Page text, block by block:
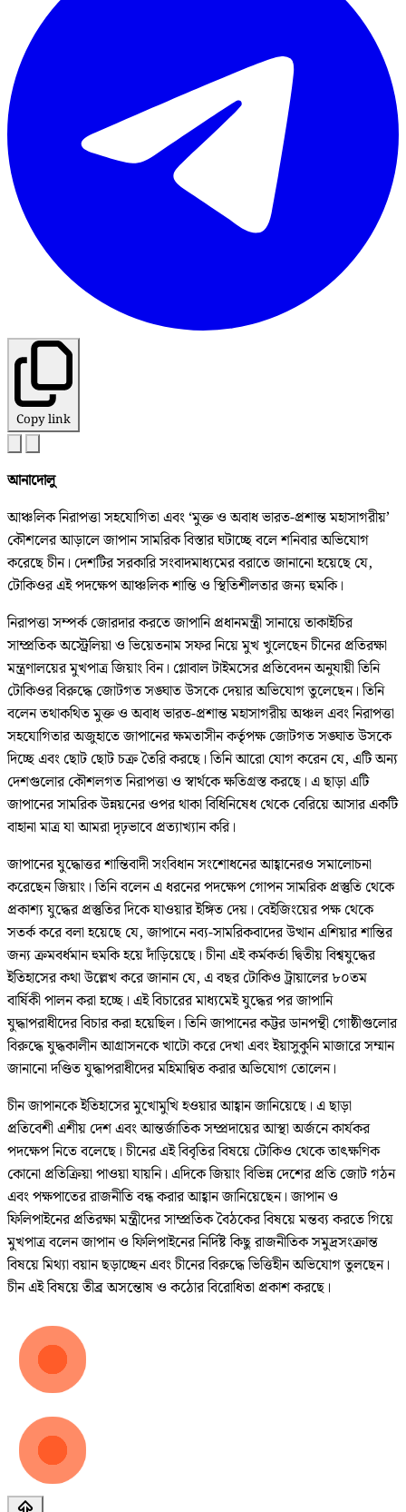
Copy link
আনাদোলু
আঞ্চলিক নিরাপত্তা সহযোগিতা এবং ‘মুক্ত ও অবাধ ভারত-প্রশান্ত মহাসাগরীয়’
কৌশলের আড়ালে জাপান সামরিক বিস্তার ঘটাচ্ছে বলে শনিবার অভিযোগ
করেছে চীন। দেশটির সরকারি সংবাদমাধ্যমের বরাতে জানানো হয়েছে যে,
টোকিওর এই পদক্ষেপ আঞ্চলিক শান্তি ও স্থিতিশীলতার জন্য হুমকি।
নিরাপত্তা সম্পর্ক জোরদার করতে জাপানি প্রধানমন্ত্রী সানায়ে তাকাইচির
সাম্প্রতিক অস্ট্রেলিয়া ও ভিয়েতনাম সফর নিয়ে মুখ খুলেছেন চীনের প্রতিরক্ষা
মন্ত্রণালয়ের মুখপাত্র জিয়াং বিন। গ্লোবাল টাইমসের প্রতিবেদন অনুযায়ী তিনি
টোকিওর বিরুদ্ধে জোটগত সঙ্ঘাত উসকে দেয়ার অভিযোগ তুলেছেন। তিনি
বলেন তথাকথিত মুক্ত ও অবাধ ভারত-প্রশান্ত মহাসাগরীয় অঞ্চল এবং নিরাপত্তা
সহযোগিতার অজুহাতে জাপানের ক্ষমতাসীন কর্তৃপক্ষ জোটগত সঙ্ঘাত উসকে
দিচ্ছে এবং ছোট ছোট চক্র তৈরি করছে। তিনি আরো যোগ করেন যে, এটি অন্য
দেশগুলোর কৌশলগত নিরাপত্তা ও স্বার্থকে ক্ষতিগ্রস্ত করছে। এ ছাড়া এটি
জাপানের সামরিক উন্নয়নের ওপর থাকা বিধিনিষেধ থেকে বেরিয়ে আসার একটি
বাহানা মাত্র যা আমরা দৃঢ়ভাবে প্রত্যাখ্যান করি।
জাপানের যুদ্ধোত্তর শান্তিবাদী সংবিধান সংশোধনের আহ্বানেরও সমালোচনা
করেছেন জিয়াং। তিনি বলেন এ ধরনের পদক্ষেপ গোপন সামরিক প্রস্তুতি থেকে
প্রকাশ্য যুদ্ধের প্রস্তুতির দিকে যাওয়ার ইঙ্গিত দেয়। বেইজিংয়ের পক্ষ থেকে
সতর্ক করে বলা হয়েছে যে, জাপানে নব্য-সামরিকবাদের উত্থান এশিয়ার শান্তির
জন্য ক্রমবর্ধমান হুমকি হয়ে দাঁড়িয়েছে। চীনা এই কর্মকর্তা দ্বিতীয় বিশ্বযুদ্ধের
ইতিহাসের কথা উল্লেখ করে জানান যে, এ বছর টোকিও ট্রায়ালের ৮০তম
বার্ষিকী পালন করা হচ্ছে। এই বিচারের মাধ্যমেই যুদ্ধের পর জাপানি
যুদ্ধাপরাধীদের বিচার করা হয়েছিল। তিনি জাপানের কট্টর ডানপন্থী গোষ্ঠীগুলোর
বিরুদ্ধে যুদ্ধকালীন আগ্রাসনকে খাটো করে দেখা এবং ইয়াসুকুনি মাজারে সম্মান
জানানো দণ্ডিত যুদ্ধাপরাধীদের মহিমান্বিত করার অভিযোগ তোলেন।
চীন জাপানকে ইতিহাসের মুখোমুখি হওয়ার আহ্বান জানিয়েছে। এ ছাড়া
প্রতিবেশী এশীয় দেশ এবং আন্তর্জাতিক সম্প্রদায়ের আস্থা অর্জনে কার্যকর
পদক্ষেপ নিতে বলেছে। চীনের এই বিবৃতির বিষয়ে টোকিও থেকে তাৎক্ষণিক
কোনো প্রতিক্রিয়া পাওয়া যায়নি। এদিকে জিয়াং বিভিন্ন দেশের প্রতি জোট গঠন
এবং পক্ষপাতের রাজনীতি বন্ধ করার আহ্বান জানিয়েছেন। জাপান ও
ফিলিপাইনের প্রতিরক্ষা মন্ত্রীদের সাম্প্রতিক বৈঠকের বিষয়ে মন্তব্য করতে গিয়ে
মুখপাত্র বলেন জাপান ও ফিলিপাইনের নির্দিষ্ট কিছু রাজনীতিক সমুদ্রসংক্রান্ত
বিষয়ে মিথ্যা বয়ান ছড়াচ্ছেন এবং চীনের বিরুদ্ধে ভিত্তিহীন অভিযোগ তুলছেন।
চীন এই বিষয়ে তীব্র অসন্তোষ ও কঠোর বিরোধিতা প্রকাশ করছে।